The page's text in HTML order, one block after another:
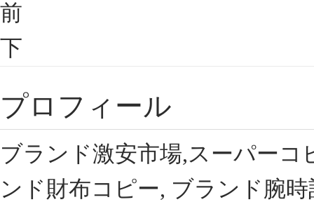
前
下
プロフィール
ブランド激安市場,スーパー
ンド財布コピー, ブランド腕